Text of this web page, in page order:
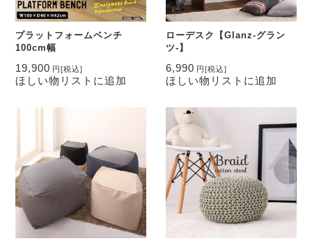
プラットフォームベンチ
100cm幅
19,900 円[税込]
ほしい物リストに追加
ローデスク【Glanz-グラン
ツ-】
6,990 円[税込]
ほしい物リストに追加